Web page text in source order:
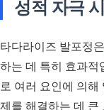
성적 자극
타다라이즈 발포정은
하는 데 특히 효과적
로 여러 요인에 의해
제를 해결하는 데 큰